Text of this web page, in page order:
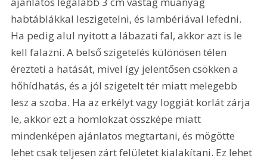
habtáblákkal leszigetelni, és lambériával lefedni.
Ha pedig alul nyitott a lábazati fal, akkor azt is le
kell falazni. A belső szigetelés különösen télen
érezteti a hatását, mivel így jelentősen csökken a
hőhídhatás, és a jól szigetelt tér miatt melegebb
lesz a szoba. Ha az erkélyt vagy loggiát korlát zárja
le, akkor ezt a homlokzat összképe miatt
mindenképen ajánlatos megtartani, és mögötte
lehet csak teljesen zárt felületet kialakítani. Ez lehet